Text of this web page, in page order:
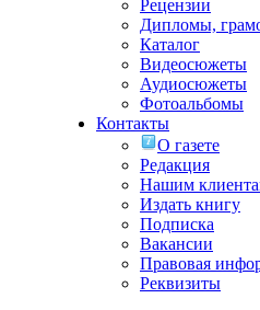
Рецензии
Дипломы,
Каталог
Видеосюжеты
Аудиосюжеты
Фотоальбомы
Контакты
О газете
Редакция
Нашим
Издать книгу
Подписка
Вакансии
Правовая
Реквизиты